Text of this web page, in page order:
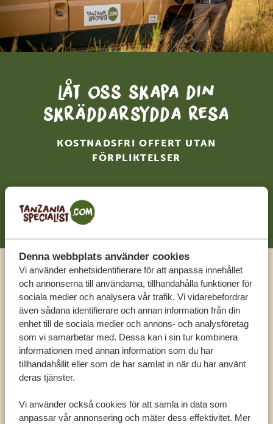
Denna webbplats använder cookies
Vi använder enhetsidentifierare för att anpassa innehållet
och annonserna till användarna, tillhandahålla funktioner för
sociala medier och analysera vår trafik. Vi vidarebefordrar
även sådana identifierare och annan information från din
enhet till de sociala medier och annons- och analysföretag
som vi samarbetar med. Dessa kan i sin tur kombinera
informationen med annan information som du har
tillhandahållit eller som de har samlat in när du har använt
deras tjänster.
Vi använder också cookies för att samla in data som
anpassar vår annonsering och mäter dess effektivitet. Mer
Låt oss skapa din
skräddarsydda resa
KOSTNADSFRI OFFERT UTAN
FÖRPLIKTELSER
BÖRJA PLANERA DIN RESA
Ring en expert
FÅ PERSONLIG RÅDGIVNING FRÅN VÅRA
EXPERTER
KONTAKT